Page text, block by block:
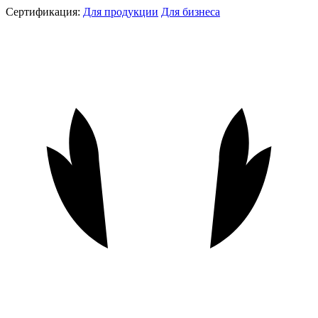
Сертификация: Для продукции Для бизнеса